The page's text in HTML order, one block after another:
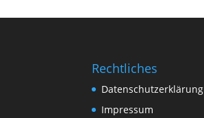
Rechtliches
Datenschutzerklärung
Impressum